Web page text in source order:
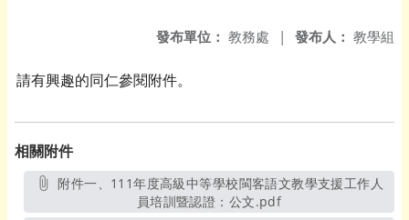
發布人： 教學組
發布單位： 教務處 |
請有興趣的同仁參閱附件。
相關附件
附件一、111年度高級中等學校閩客語文教學支援工作人
員培訓暨認證：公文.pdf另開新視窗